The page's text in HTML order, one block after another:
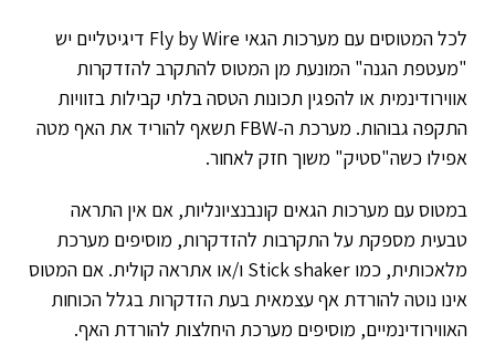
לכל המטוסים עם מערכות הגאי Fly by Wire דיגיטליים יש
"מעטפת הגנה" המונעת מן המטוס להתקרב להזדקרות
אווירודינמית או להפגין תכונות הטסה בלתי קבילות בזוויות
התקפה גבוהות. מערכת ה-FBW תשאף להוריד את האף מטה
אפילו כשה"סטיק" משוך חזק לאחור.
במטוס עם מערכות הגאים קונבנציונליות, אם אין התראה
טבעית מספקת על התקרבות להזדקרות, מוסיפים מערכת
מלאכותית, כמו Stick shaker ו/או אתראה קולית. אם המטוס
אינו נוטה להורדת אף עצמאית בעת הזדקרות בגלל הכוחות
האווירודינמיים, מוסיפים מערכת היחלצות להורדת האף.